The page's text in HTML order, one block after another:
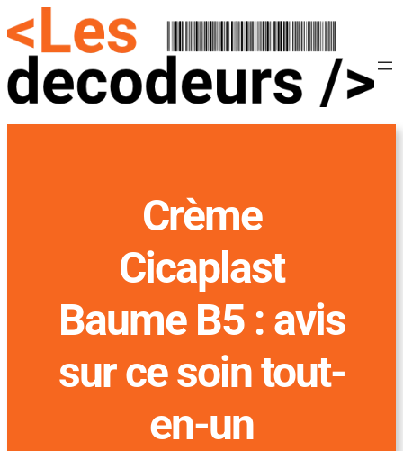
Crème
Cicaplast
Baume B5 : avis
sur ce soin tout-
en-un